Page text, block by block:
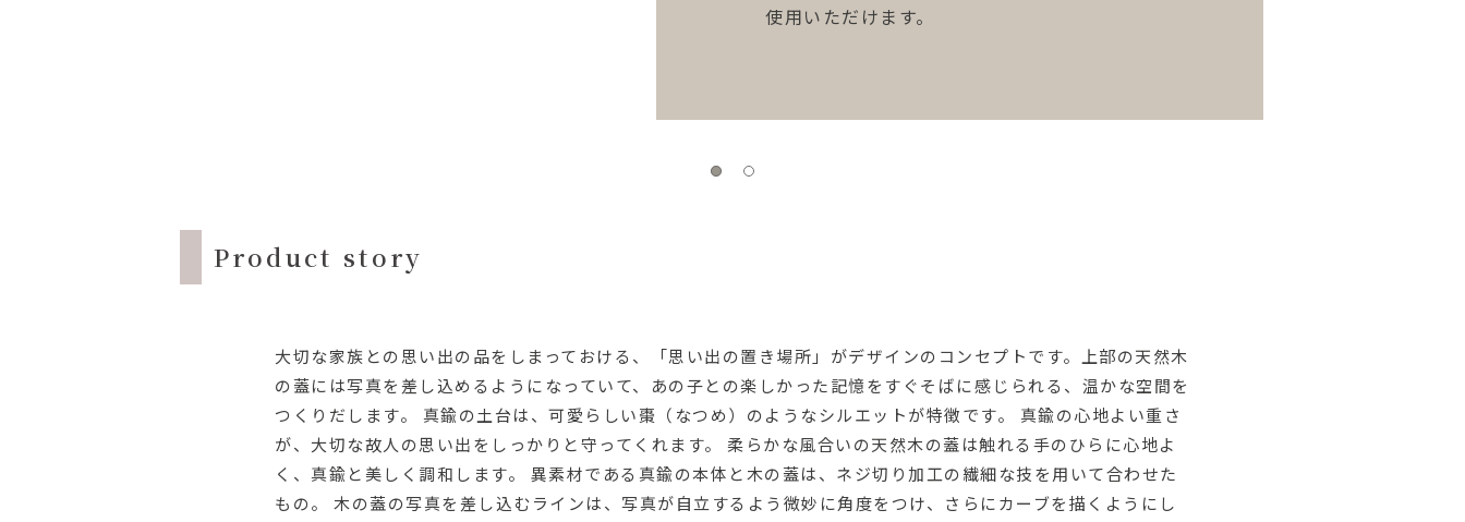
使用いただけます。
Product story
大切な家族との思い出の品をしまっておける、「思い出の置き場所」がデザインのコンセプトです。上部の天然木
の蓋には写真を差し込めるようになっていて、あの子との楽しかった記憶をすぐそばに感じられる、温かな空間を
つくりだします。 真鍮の土台は、可愛らしい棗（なつめ）のようなシルエットが特徴です。 真鍮の心地よい重さ
が、大切な故人の思い出をしっかりと守ってくれます。 柔らかな風合いの天然木の蓋は触れる手のひらに心地よ
く、真鍮と美しく調和します。 異素材である真鍮の本体と木の蓋は、ネジ切り加工の繊細な技を用いて合わせた
もの。 木の蓋の写真を差し込むラインは、写真が自立するよう微妙に角度をつけ、さらにカーブを描くようにし